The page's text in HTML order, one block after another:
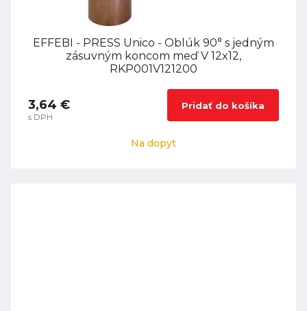
EFFEBI - PRESS Unico - Oblúk 90° s jedným
zásuvným koncom meď V 12x12,
RKP001V121200
3,64 €
s DPH
Pridať do košíka
Na dopyt